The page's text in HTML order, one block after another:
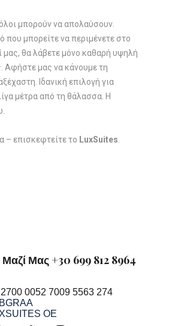
μπορούν να απολαύσουν.
που μπορείτε να περιμένετε στο
μας, θα λάβετε μόνο καθαρή υψηλή
Αφήστε μας να κάνουμε τη
Ιδανική επιλογή για
μέτρα από τη θάλασσα. Η
– επισκεφτείτε το LuxSuites
Μας +30 699 812 8964
0052 7009 5563 274
OE